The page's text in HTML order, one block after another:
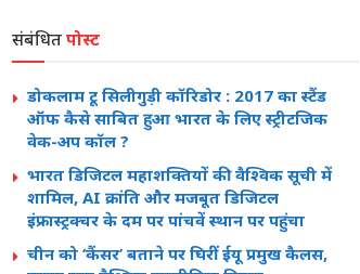
संबंधितपोस्ट
डोकलाम टू सिलीगुड़ी कॉरिडोर : 2017 का स्टैंड
ऑफ कैसे साबित हुआ भारत के लिए स्ट्रीटजिक
वेक-अप कॉल ?
भारत डिजिटल महाशक्तियों की वैश्विक सूची में
शामिल, AI क्रांति और मजबूत डिजिटल
इंफ्रास्ट्रक्चर के दम पर पांचवें स्थान पर पहुंचा
चीन को ‘कैंसर’ बताने पर घिरीं ईयू प्रमुख कैलस,